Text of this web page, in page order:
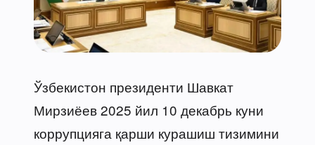
Ўзбекистон президенти Шавкат
Мирзиёев 2025 йил 10 декабрь куни
коррупцияга қарши курашиш тизимини